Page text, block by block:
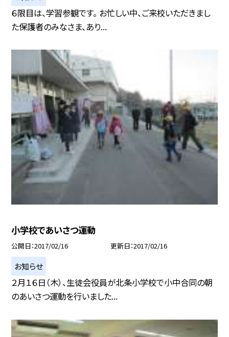
６限目は、学習参観です。 お忙しい中、ご来校いただきまし
た保護者のみなさま、あり...
小学校であいさつ運動
公開日 2017/02/16 更新日 2017/02/16
お知らせ
２月１６日（木）、生徒会役員が北条小学校で小中合同の朝
のあいさつ運動を行いました...